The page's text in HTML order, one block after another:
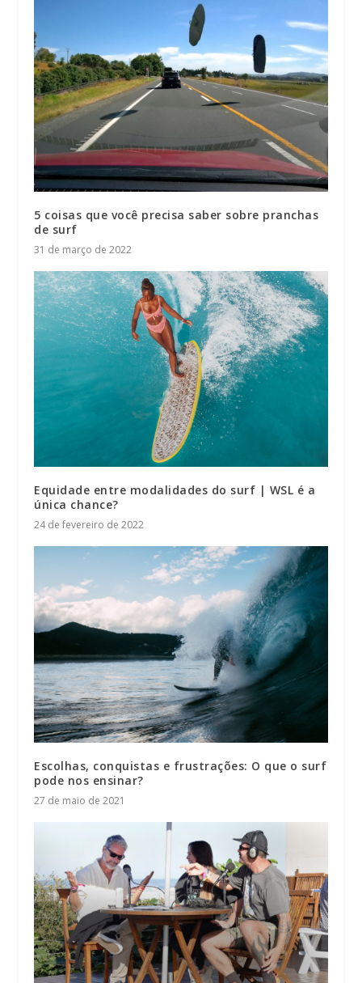
5 coisas que você precisa saber sobre pranchas
de surf
31 de março de 2022
Equidade entre modalidades do surf | WSL é a
única chance?
24 de fevereiro de 2022
Escolhas, conquistas e frustrações: O que o surf
pode nos ensinar?
27 de maio de 2021